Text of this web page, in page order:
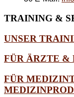
TRAINING &
UNSER
FÜR ÄRZTE &
FÜR